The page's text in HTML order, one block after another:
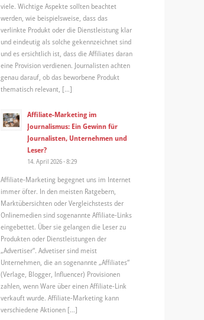
viele. Wichtige Aspekte sollten beachtet
werden, wie beispielsweise, dass das
verlinkte Produkt oder die Dienstleistung klar
und eindeutig als solche gekennzeichnet sind
und es ersichtlich ist, dass die Affiliates daran
eine Provision verdienen. Journalisten achten
genau darauf, ob das beworbene Produkt
thematisch relevant, […]
Affiliate-Marketing im
Journalismus: Ein Gewinn für
Journalisten, Unternehmen und
Leser?
14. April 2026 - 8:29
Affiliate-Marketing begegnet uns im Internet
immer öfter. In den meisten Ratgebern,
Marktübersichten oder Vergleichstests der
Onlinemedien sind sogenannte Affiliate-Links
eingebettet. Über sie gelangen die Leser zu
Produkten oder Dienstleistungen der
„Advertiser“. Advetiser sind meist
Unternehmen, die an sogenannte „Affiliates“
(Verlage, Blogger, Influencer) Provisionen
zahlen, wenn Ware über einen Affiliate-Link
verkauft wurde. Affiliate-Marketing kann
verschiedene Aktionen […]